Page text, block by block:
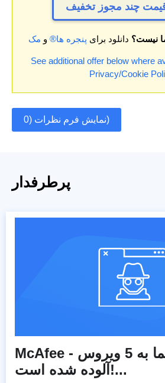
چند مجوز تخفیف
نیست؟ دانلود برای پنجره ها® و
See additional offer below where
Privacy/Cookie
نمایش فرم نظرات (0)
پرطرفدار
McAfee - کامپیوتر شما به 5 ویروس
آلوده شده است!...